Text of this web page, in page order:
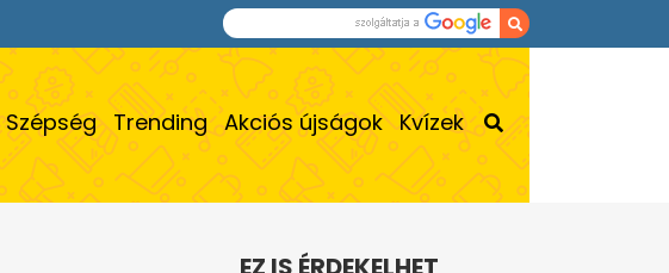
Szépség Trending Akciós újságok Kvízek